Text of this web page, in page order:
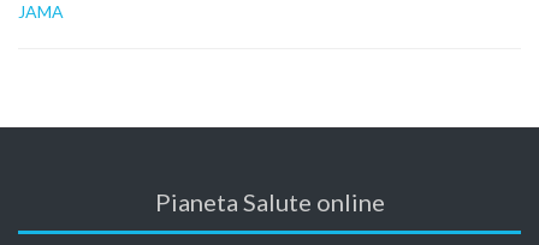
JAMA
Pianeta Salute online